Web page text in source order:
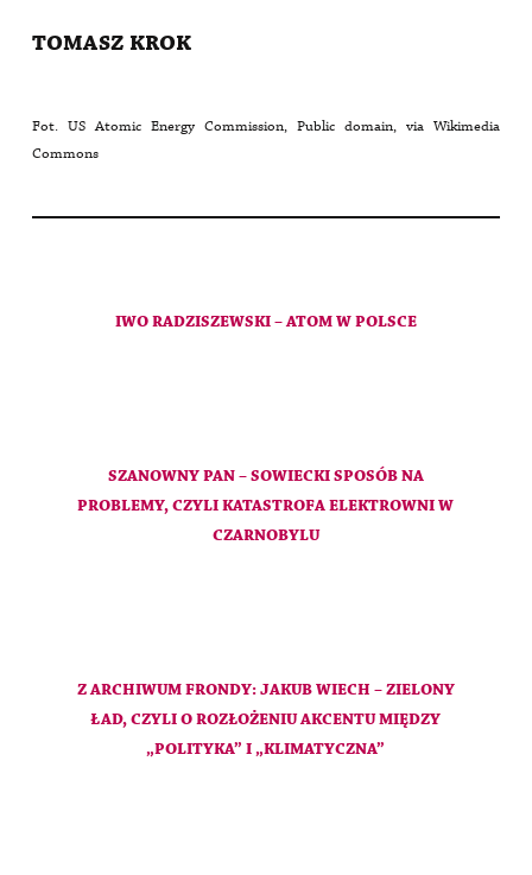
TOMASZ KROK
Fot. US Atomic Energy Commission, Public domain, via Wikimedia
Commons
IWO RADZISZEWSKI – ATOM W POLSCE
SZANOWNY PAN – SOWIECKI SPOSÓB NA
PROBLEMY, CZYLI KATASTROFA ELEKTROWNI W
CZARNOBYLU
Z ARCHIWUM FRONDY: JAKUB WIECH – ZIELONY
ŁAD, CZYLI O ROZŁOŻENIU AKCENTU MIĘDZY
„POLITYKA” I „KLIMATYCZNA”